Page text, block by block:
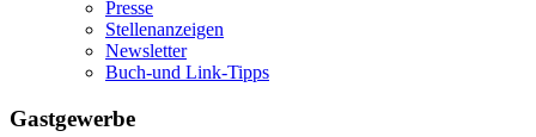
Presse
Stellenanzeigen
Newsletter
Buch-und Link-Tipps
Gastgewerbe